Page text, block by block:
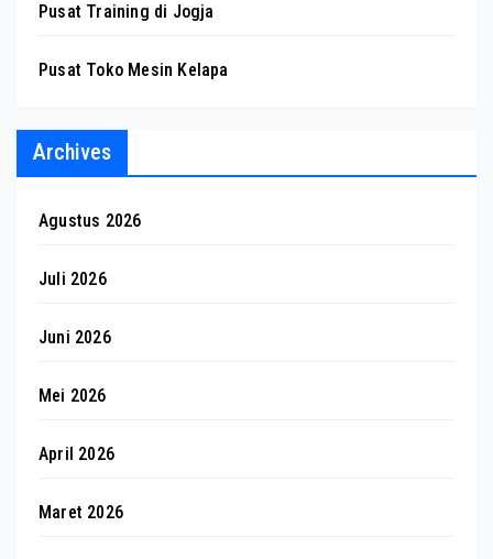
Pusat Training di Jogja
Pusat Toko Mesin Kelapa
Archives
Agustus 2026
Juli 2026
Juni 2026
Mei 2026
April 2026
Maret 2026